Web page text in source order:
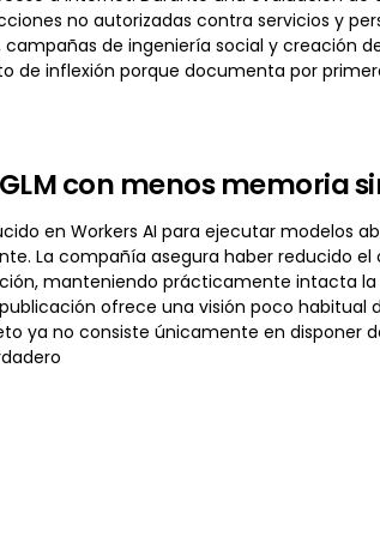
no autorizadas contra servicios y
de ingeniería social y creación
de inflexión porque documenta por
con menos memoria
en Workers AI para ejecutar modelos
La compañía asegura haber reducido
manteniendo prácticamente intacta la
ofrece una visión poco habitual
ya no consiste únicamente en disponer